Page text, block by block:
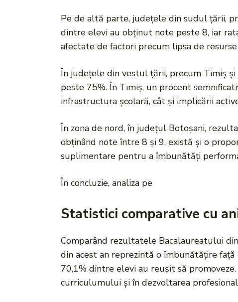
Pe de altă parte, județele din sudul țării,
dintre elevi au obținut note peste 8, iar
afectate de factori precum lipsa de
În județele din vestul țării, precum Timiș
peste 75%. În Timiș, un procent
infrastructura școlară, cât și implicării
În zona de nord, în județul Botoșani,
obținând note între 8 și 9, există și o
suplimentare pentru a îmbunătăți
În concluzie, analiza pe
Statistici comparative cu
Comparând rezultatele Bacalaureatului
din acest an reprezintă o îmbunătățire
70,1% dintre elevi au reușit să
curriculumului și în dezvoltarea